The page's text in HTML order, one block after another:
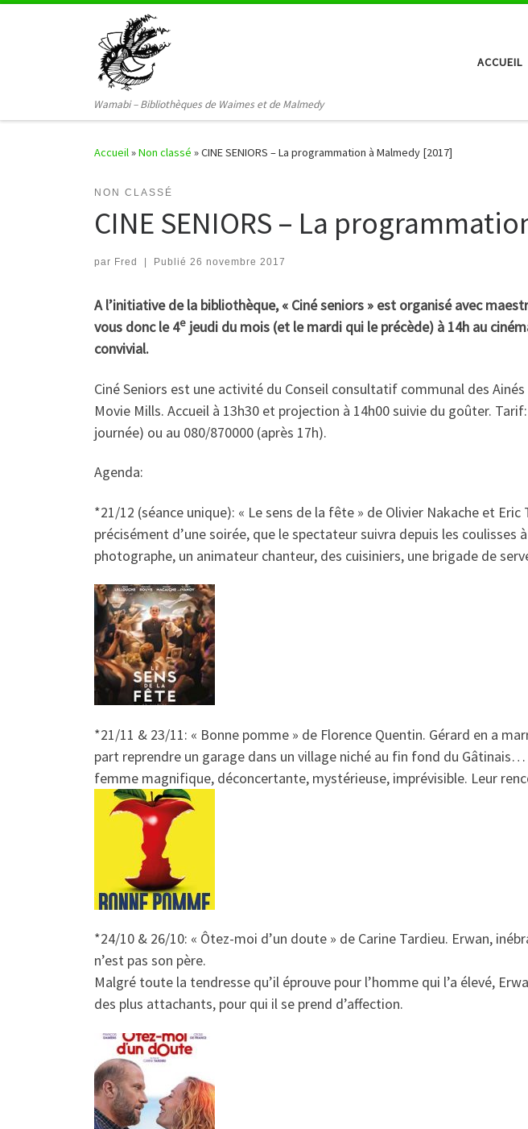
Wamabi – Bibliothèques de Waimes et de Malmedy
ACCUEIL
Accueil»Non classé »CINE SENIORS – La programmation à Malmedy [2017]
NON CLASSÉ
CINE SENIORS – La
par Fred Publié 26 novembre 2017
A l’initiative de la bibliothèque, « Ciné seniors » est organisé avec
vous donc le 4e jeudi du mois (et le mardi qui le précède) à 14h au
convivial.
Ciné Seniors est une activité du Conseil consultatif communal des
Movie Mills. Accueil à 13h30 et projection à 14h00 suivie du goûter.
journée) ou au 080/870000 (après 17h).
Agenda:
*21/12 (séance unique): « Le sens de la fête » de Olivier Nakache et
précisément d’une soirée, que le spectateur suivra depuis les
photographe, un animateur chanteur, des cuisiniers, une brigade de
*21/11 & 23/11: « Bonne pomme » de Florence Quentin. Gérard en a
part reprendre un garage dans un village niché au fin fond du
femme magnifique, déconcertante, mystérieuse, imprévisible. Leur
*24/10 & 26/10: « Ôtez-moi d’un doute » de Carine Tardieu. Erwan,
n’est pas son père.
Malgré toute la tendresse qu’il éprouve pour l’homme qui l’a élevé,
des plus attachants, pour qui il se prend d’affection.